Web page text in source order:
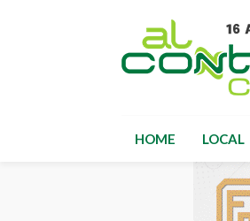
HOME LOCAL